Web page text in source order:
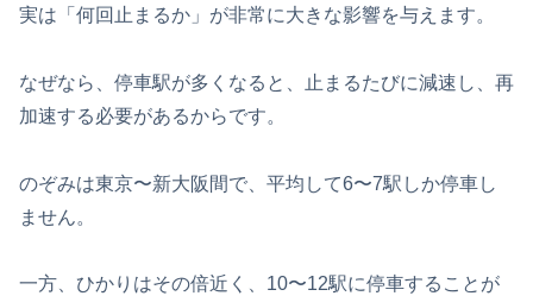
実は「何回止まるか」が非常に大きな影響を与えます。
なぜなら、停車駅が多くなると、止まるたびに減速し、再
加速する必要があるからです。
のぞみは東京〜新大阪間で、平均して6〜7駅しか停車し
ません。
一方、ひかりはその倍近く、10〜12駅に停車することが